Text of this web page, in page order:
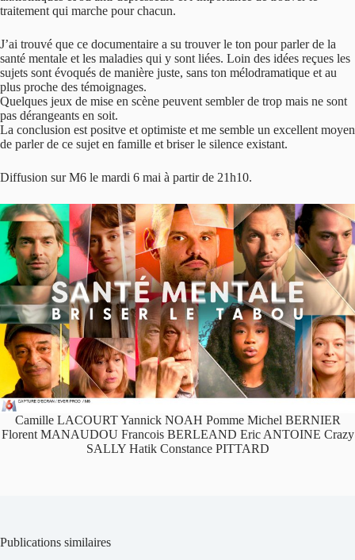
traitement qui marche pour chacun.
J’ai trouvé que ce documentaire a su trouver le ton pour parler de la
santé mentale et les maladies qui y sont liées. Loin des idées reçues les
sujets sont évoqués de manière juste, sans ton mélodramatique et au
plus proche des témoignages.
Quelques jeux de mise en scène peuvent sembler de trop mais ne sont
pas dérangeants en soit.
La conclusion est positve et optimiste et me semble un excellent moyen
de parler de ce sujet en famille et briser le silence existant.
Diffusion sur M6 le mardi 6 mai à partir de 21h10.
Camille LACOURT Yannick NOAH Pomme Michel BERNIER
Florent MANAUDOU Francois BERLEAND Eric ANTOINE Crazy
SALLY Hatik Constance PITTARD
Publications similaires